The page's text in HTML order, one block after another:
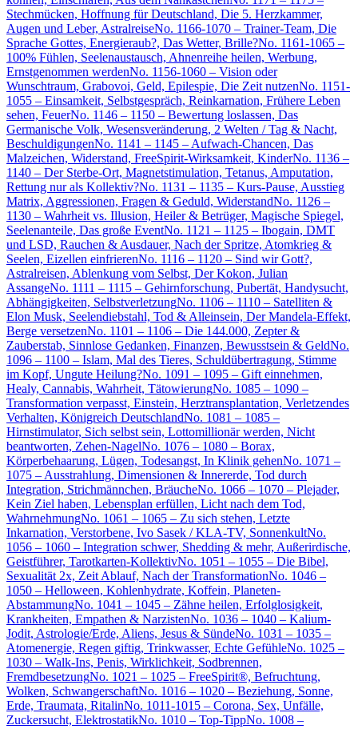
Stechmücken, Hoffnung für Deutschland, Die 5. Herzkammer,
Augen und Leber, AstralreiseNo. 1166-1070 – Trainer-Team, Die
Sprache Gottes, Energieraub?, Das Wetter, Brille?No. 1161-1065 –
100% Fühlen, Seelenaustausch, Ahnenreihe heilen, Werbung,
Ernstgenommen werdenNo. 1156-1060 – Vision oder
Wunschtraum, Grabovoi, Geld, Epilespie, Die Zeit nutzenNo. 1151-
1055 – Einsamkeit, Selbstgespräch, Reinkarnation, Frühere Leben
sehen, FeuerNo. 1146 – 1150 – Bewertung loslassen, Das
Germanische Volk, Wesensveränderung, 2 Welten / Tag & Nacht,
BeschuldigungenNo. 1141 – 1145 – Aufwach-Chancen, Das
Malzeichen, Widerstand, FreeSpirit-Wirksamkeit, KinderNo. 1136 –
1140 – Der Sterbe-Ort, Magnetstimulation, Tetanus, Amputation,
Rettung nur als Kollektiv?No. 1131 – 1135 – Kurs-Pause, Ausstieg
Matrix, Aggressionen, Fragen & Geduld, WiderstandNo. 1126 –
1130 – Wahrheit vs. Illusion, Heiler & Betrüger, Magische Spiegel,
Seelenanteile, Das große EventNo. 1121 – 1125 – Ibogain, DMT
und LSD, Rauchen & Ausdauer, Nach der Spritze, Atomkrieg &
Seelen, Eizellen einfrierenNo. 1116 – 1120 – Sind wir Gott?,
Astralreisen, Ablenkung vom Selbst, Der Kokon, Julian
AssangeNo. 1111 – 1115 – Gehirnforschung, Pubertät, Handysucht,
Abhängigkeiten, SelbstverletzungNo. 1106 – 1110 – Satelliten &
Elon Musk, Seelendiebstahl, Tod & Alleinsein, Der Mandela-Effekt,
Berge versetzenNo. 1101 – 1106 – Die 144.000, Zepter &
Zauberstab, Sinnlose Gedanken, Finanzen, Bewusstsein & GeldNo.
1096 – 1100 – Islam, Mal des Tieres, Schuldübertragung, Stimme
im Kopf, Ungute Heilung?No. 1091 – 1095 – Gift einnehmen,
Healy, Cannabis, Wahrheit, TätowierungNo. 1085 – 1090 –
Transformation verpasst, Einstein, Herztransplantation, Verletzendes
Verhalten, Königreich DeutschlandNo. 1081 – 1085 –
Hirnstimulator, Sich selbst sein, Lottomillionär werden, Nicht
beantworten, Zehen-NagelNo. 1076 – 1080 – Borax,
Körperbehaarung, Lügen, Todesangst, In Klinik gehenNo. 1071 –
1075 – Ausstrahlung, Dimensionen & Innererde, Tod durch
Integration, Strichmännchen, BräucheNo. 1066 – 1070 – Plejader,
Kein Ziel haben, Lebensplan erfüllen, Licht nach dem Tod,
WahrnehmungNo. 1061 – 1065 – Zu sich stehen, Letzte
Inkarnation, Verstorbene, Ivo Sasek / KLA-TV, SonnenkultNo.
1056 – 1060 – Integration schwer, Shedding & mehr, Außerirdische,
Geistführer, Tarotkarten-KollektivNo. 1051 – 1055 – Die Bibel,
Sexualität 2x, Zeit Ablauf, Nach der TransformationNo. 1046 –
1050 – Helloween, Kohlenhydrate, Koffein, Planeten-
AbstammungNo. 1041 – 1045 – Zähne heilen, Erfolglosigkeit,
Krankheiten, Empathen & NarzistenNo. 1036 – 1040 – Kalium-
Jodit, Astrologie/Erde, Aliens, Jesus & SündeNo. 1031 – 1035 –
Atomenergie, Regen giftig, Trinkwasser, Echte GefühleNo. 1025 –
1030 – Walk-Ins, Penis, Wirklichkeit, Sodbrennen,
FremdbesetzungNo. 1021 – 1025 – FreeSpirit®, Befruchtung,
Wolken, SchwangerschaftNo. 1016 – 1020 – Beziehung, Sonne,
Erde, Traumata, RitalinNo. 1011-1015 – Corona, Sex, Unfälle,
Zuckersucht, ElektrostatikNo. 1010 – Top-TippNo. 1008 –